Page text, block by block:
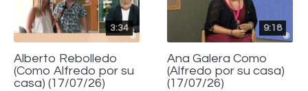
3:34
Alberto Rebolledo
(Como Alfredo por su
casa) (17/07/26)
9:18
Ana Galera Como
(Alfredo por su casa)
(17/07/26)